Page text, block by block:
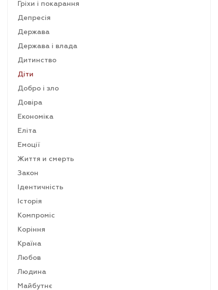
Гріхи і покарання
Депресія
Держава
Держава і влада
Дитинство
Діти
Добро і зло
Довіра
Економіка
Еліта
Емоції
Життя и смерть
Закон
Ідентичність
Історія
Компроміс
Коріння
Країна
Любов
Людина
Майбутнє